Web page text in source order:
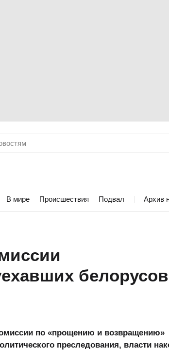
В мире Происшествия Подвал Архив
белорусов
по «прощению и возвращению»
преследования, власти